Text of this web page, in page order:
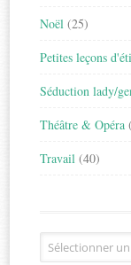
Noël (25)
Petites leçons
Séduction lady/
Théâtre & Opéra
Travail (40)
Archives